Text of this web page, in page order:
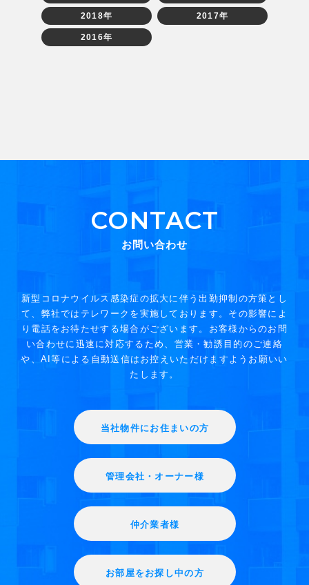
2018年 2017年
2016年
CONTACT
お問い合わせ
新型コロナウイルス感染症の拡大に伴う出勤抑制の方策とし
て、弊社ではテレワークを実施しております。その影響によ
り電話をお待たせする場合がございます。お客様からのお問
い合わせに迅速に対応するため、営業・勧誘目的のご連絡
や、AI等による自動送信はお控えいただけますようお願いい
たします。
当社物件にお住まいの方
管理会社・オーナー様
仲介業者様
お部屋をお探し中の方